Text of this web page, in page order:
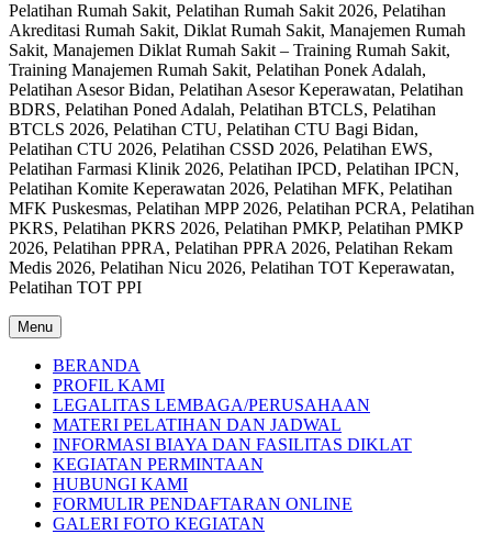
Pelatihan Rumah Sakit, Pelatihan Rumah Sakit 2026, Pelatihan
Akreditasi Rumah Sakit, Diklat Rumah Sakit, Manajemen Rumah
Sakit, Manajemen Diklat Rumah Sakit – Training Rumah Sakit,
Training Manajemen Rumah Sakit, Pelatihan Ponek Adalah,
Pelatihan Asesor Bidan, Pelatihan Asesor Keperawatan, Pelatihan
BDRS, Pelatihan Poned Adalah, Pelatihan BTCLS, Pelatihan
BTCLS 2026, Pelatihan CTU, Pelatihan CTU Bagi Bidan,
Pelatihan CTU 2026, Pelatihan CSSD 2026, Pelatihan EWS,
Pelatihan Farmasi Klinik 2026, Pelatihan IPCD, Pelatihan IPCN,
Pelatihan Komite Keperawatan 2026, Pelatihan MFK, Pelatihan
MFK Puskesmas, Pelatihan MPP 2026, Pelatihan PCRA, Pelatihan
PKRS, Pelatihan PKRS 2026, Pelatihan PMKP, Pelatihan PMKP
2026, Pelatihan PPRA, Pelatihan PPRA 2026, Pelatihan Rekam
Medis 2026, Pelatihan Nicu 2026, Pelatihan TOT Keperawatan,
Pelatihan TOT PPI
Menu
BERANDA
PROFIL KAMI
LEGALITAS LEMBAGA/PERUSAHAAN
MATERI PELATIHAN DAN JADWAL
INFORMASI BIAYA DAN FASILITAS DIKLAT
KEGIATAN PERMINTAAN
HUBUNGI KAMI
FORMULIR PENDAFTARAN ONLINE
GALERI FOTO KEGIATAN